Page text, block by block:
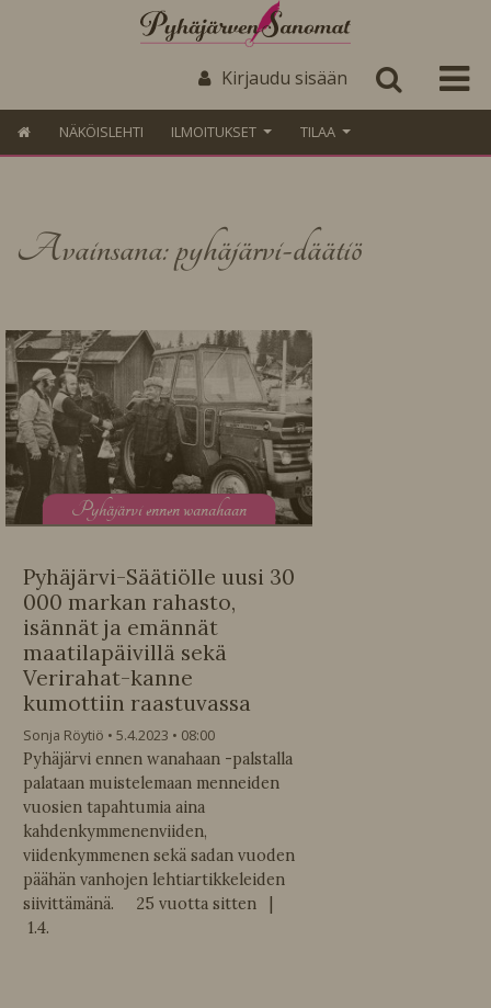
Kirjaudu sisään
NÄKÖISLEHTI ILMOITUKSET TILAA
Avainsana: pyhäjärvi-däätiö
Pyhäjärvi ennen wanahaan
Pyhäjärvi-Säätiölle uusi 30
000 markan rahasto,
isännät ja emännät
maatilapäivillä sekä
Verirahat-kanne
kumottiin raastuvassa
Sonja Röytiö 5.4.2023
08:00
Pyhäjärvi ennen wanahaan -palstalla
palataan muistelemaan menneiden
vuosien tapahtumia aina
kahdenkymmenenviiden,
viidenkymmenen sekä sadan vuoden
päähän vanhojen lehtiartikkeleiden
siivittämänä. 25 vuotta sitten |
1.4.